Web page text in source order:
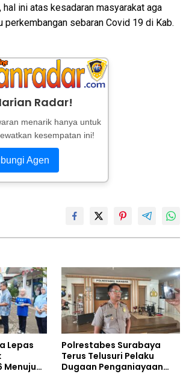
hal ini atas kesadaran masyarakat aga
perkembangan sebaran Covid 19 di Kab.
Radar!
menarik hanya untuk
kesempatan ini!
Agen
Lepas
Menuju
Polrestabes Surabaya
Terus Telusuri Pelaku
Dugaan Penganiayaan